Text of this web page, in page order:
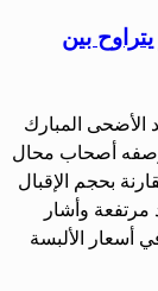
بين
الأضحى المبارك
وصفه أصحاب محال
بحجم الإقبال
وأشار
أسعار الألبسة